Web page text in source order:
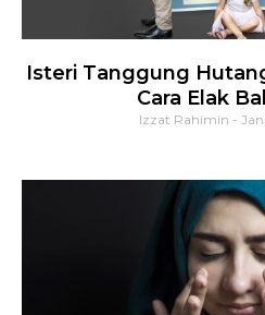
Isteri Tanggung
Cara Elak
Izzat Rahimin